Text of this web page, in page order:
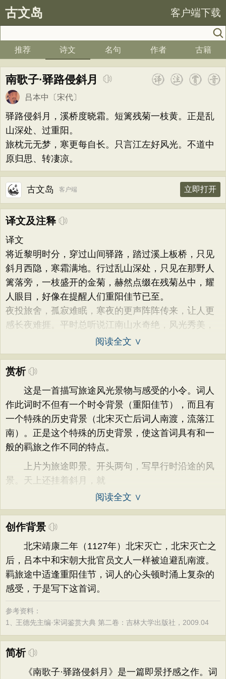
古文岛 客户端下载
推荐 诗文 名句 作者 古籍
南歌子·驿路侵斜月
吕本中 〔宋代〕
驿路侵斜月，溪桥度晓霜。短篱残菊一枝黄。正是乱
山深处、过重阳。
旅枕元无梦，寒更每自长。只言江左好风光。不道中
原归思、转凄凉。
古文岛 客户端 立即打开
译文及注释
译文
将近黎明时分，穿过山间驿路，踏过溪上板桥，只见
斜月西隐，寒霜满地。行过乱山深处，只见在那野人
篱落旁，一枝盛开的金菊，赫然点缀在残菊丛中，耀
人眼目，好像在提醒人们重阳佳节已至。
夜投旅舍，孤寂难眠，寒夜的更声阵阵传来，让人更
感长夜难捱。平时总听说江南山水奇绝，风光秀美，
阅读全文 ∨
赏析
这是一首描写旅途风光景物与感受的小令。词人
作此词时不但有一个时令背景（重阳佳节），而且有
一个特殊的历史背景（北宋灭亡后词人南渡，流落江
南）。正是这个特殊的历史背景，使这首词具有和一
般的羁旅之作不同的特点。
上片为旅途即景。开头两句，写早行时沿途的风
景。天上还挂着斜月，就
阅读全文 ∨
创作背景
北宋靖康二年（1127年）北宋灭亡，北宋灭亡之
后，吕本中和宋朝大批官员文人一样被迫避乱南渡。
羁旅途中适逢重阳佳节，词人的心头顿时涌上复杂的
感受，于是写下这首词。
参考资料：
1、王德先主编·宋词鉴赏大典 第二卷：吉林大学出版社，2009.04
简析
《南歌子·驿路侵斜月》是一篇即景抒感之作。词